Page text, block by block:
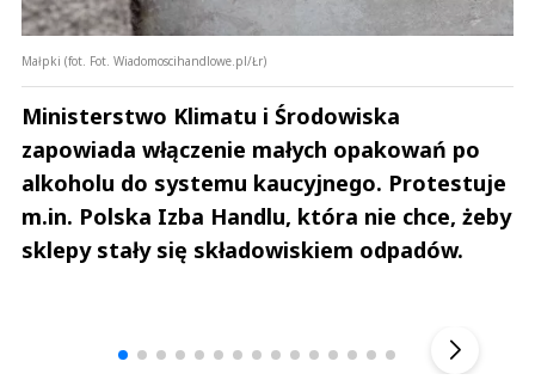
Małpki (fot. Fot. Wiadomoscihandlowe.pl/Łr)
Ministerstwo Klimatu i Środowiska
zapowiada włączenie małych opakowań po
alkoholu do systemu kaucyjnego. Protestuje
m.in. Polska Izba Handlu, która nie chce, żeby
sklepy stały się składowiskiem odpadów.